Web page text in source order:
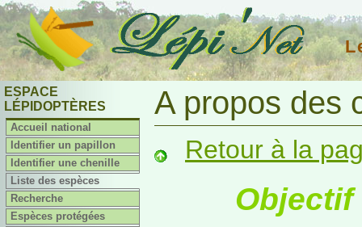
ESPACE
LÉPIDOPTÈRES
Accueil national
Identifier un papillon
Identifier une chenille
Liste des espèces
Recherche
Espèces protégées
A propos des
Retour à la
Objectif